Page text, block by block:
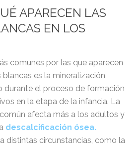
APARECEN LAS
EN LOS
comunes por las que aparecen
es la mineralización
durante el proceso de formación
en la etapa de la infancia. La
afecta más a los adultos y
descalcificación ósea.
distintas circunstancias, como la